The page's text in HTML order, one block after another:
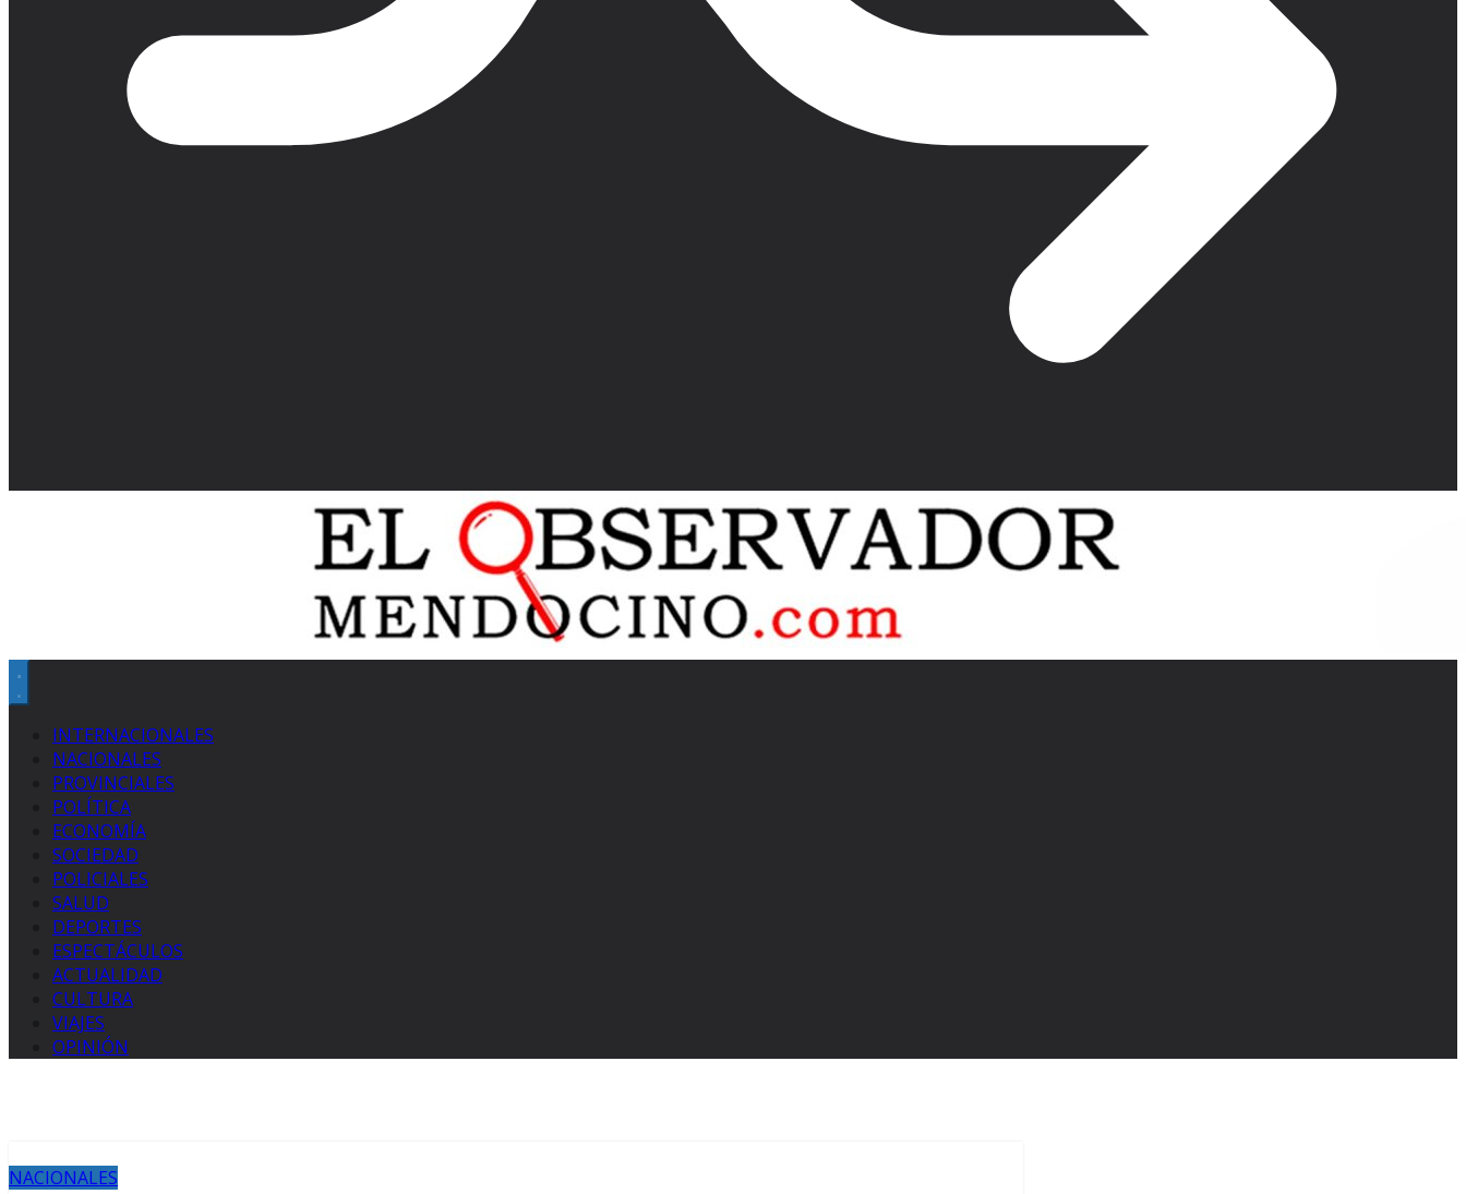
INTERNACIONALES
NACIONALES
PROVINCIALES
POLÍTICA
ECONOMÍA
SOCIEDAD
POLICIALES
SALUD
DEPORTES
ESPECTÁCULOS
ACTUALIDAD
CULTURA
VIAJES
OPINIÓN
NACIONALES